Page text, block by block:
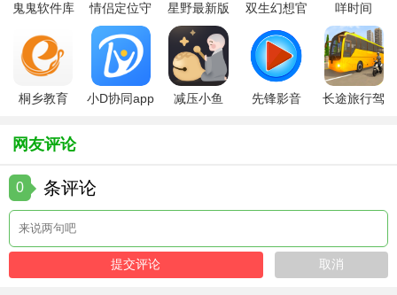
1. 创建班级群：教师登录后，可创建班级群，邀请学生及家
长加入，便于统一管理班级信息。
2. 布置作业：在“作业”模块中，教师能发布详细作业内容、截
止时间，并设置是否允许家长查看。
绩变化等，可帮助师生及家长全面了解学习进展。
4. 参与讨论：在论坛或班级群内积极参与讨论，分享教育资
源，增进家校互动。
【校通网测评】
鬼鬼软件库
情侣定位守
护软件
星野最新版
双生幻想官
咩时间
桐乡教育
小D协同app
减压小鱼
先锋影音
长途旅行驾
网友评论
0 条评论